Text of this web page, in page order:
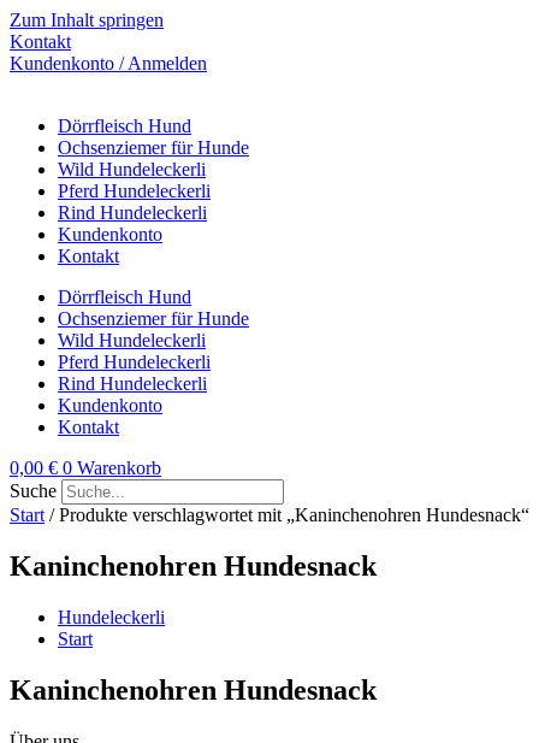
Zum Inhalt springen
Kontakt
Kundenkonto / Anmelden
Dörrfleisch Hund
Ochsenziemer für Hunde
Wild Hundeleckerli
Pferd Hundeleckerli
Rind Hundeleckerli
Kundenkonto
Kontakt
Dörrfleisch Hund
Ochsenziemer für Hunde
Wild Hundeleckerli
Pferd Hundeleckerli
Rind Hundeleckerli
Kundenkonto
Kontakt
0,00 € 0 Warenkorb
Suche
Start / Produkte verschlagwortet mit „Kaninchenohren Hundesnack“
Kaninchenohren Hundesnack
Hundeleckerli
Start
Kaninchenohren Hundesnack